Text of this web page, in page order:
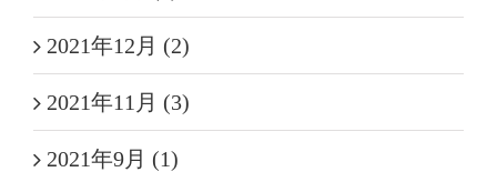
2021年12月 (2)
2021年11月 (3)
2021年9月 (1)